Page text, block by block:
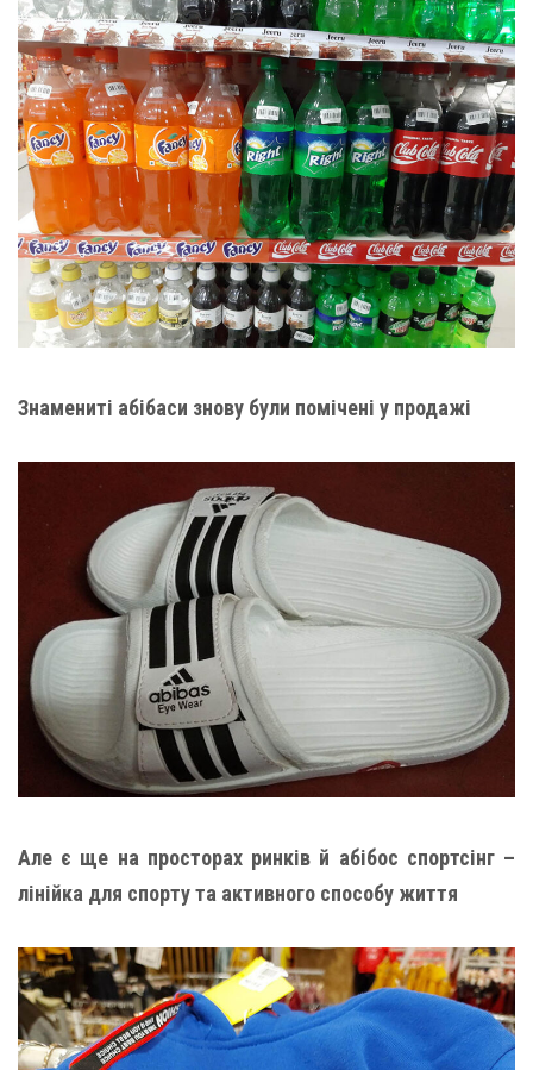
Знамениті абібаси знову були помічені у продажі
Але є ще на просторах ринків й абібос спортсінг –
лінійка для спорту та активного способу життя